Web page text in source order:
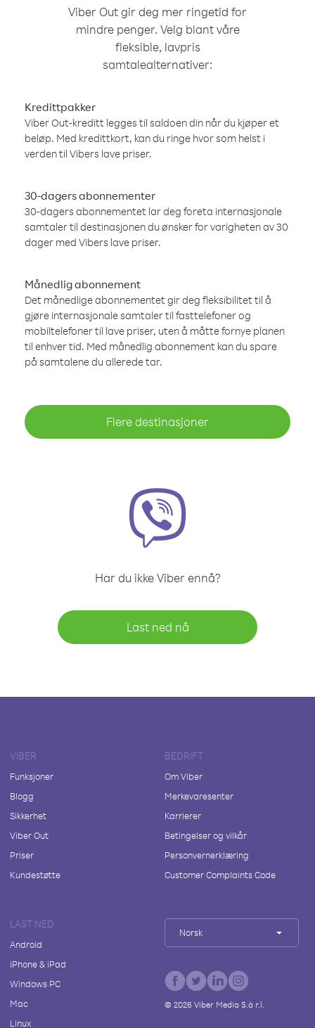
Viber Out gir deg mer ringetid for
mindre penger. Velg blant våre
fleksible, lavpris
samtalealternativer:
Kredittpakker
Viber Out-kreditt legges til saldoen din når du kjøper et
beløp. Med kredittkort, kan du ringe hvor som helst i
verden til Vibers lave priser.
30-dagers abonnementer
30-dagers abonnementet lar deg foreta internasjonale
samtaler til destinasjonen du ønsker for varigheten av 30
dager med Vibers lave priser.
Månedlig abonnement
Det månedlige abonnementet gir deg fleksibilitet til å
gjøre internasjonale samtaler til fasttelefoner og
mobiltelefoner til lave priser, uten å måtte fornye planen
til enhver tid. Med månedlig abonnement kan du spare
på samtalene du allerede tar.
Flere destinasjoner
Har du ikke Viber ennå?
Last ned nå
VIBER
Funksjoner
Blogg
Sikkerhet
Viber Out
Priser
Kundestøtte
BEDRIFT
Om Viber
Merkevaresenter
Karrierer
Betingelser og vilkår
Personvernerklæring
Customer Complaints Code
LAST NED
Android
iPhone & iPad
Windows PC
Mac
Linux
Norsk
© 2026Viber Media S.à r.l.